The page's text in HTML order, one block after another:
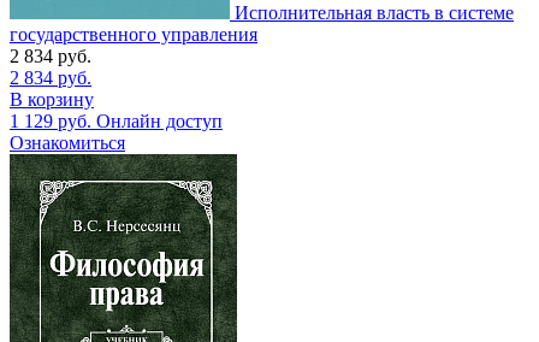
Исполнительная власть в системе
государственного управления
2 834 руб.
2 834 руб.
В корзину
1 129 руб. Онлайн доступ
Ознакомиться